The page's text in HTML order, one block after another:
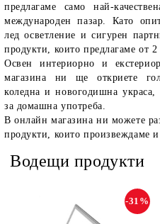
предлагаме само най-
международен пазар. Като
лед осветление и сигурен
продукти, които предлагаме от
Освен интериорно и
магазина ни ще откриете
коледна и новогодишна
за домашна употреба.
В онлайн магазина ни можете
продукти, които произвеждаме и
Водещи продукти
-31%